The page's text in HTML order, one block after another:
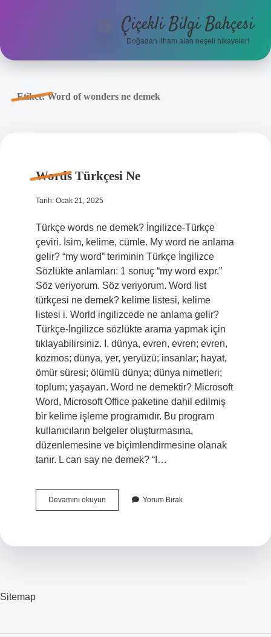
Anasayfa
menüyüÇiçekli Bilgi Bahçesi
Doğadan ilham alan neşeli hikayeler!
Etiket:Word of wonders ne demek
Words Türkçesi Ne
Tarih: Ocak 21, 2025
Türkçe words ne demek? İngilizce-Türkçe
çeviri. İsim, kelime, cümle. My word ne anlama
gelir? “my word” teriminin Türkçe İngilizce
Sözlükte anlamları: 1 sonuç “my word expr.”
Söz veriyorum. Söz veriyorum. Word list
türkçesi ne demek? kelime listesi, kelime
listesi i. World ingilizcede ne anlama gelir?
Türkçe-İngilizce sözlükte arama yapmak için
tıklayabilirsiniz. I. dünya, evren, evren; evren,
kozmos; dünya, yer, yeryüzü; insanlar; hayat,
ömür süresi; ölümlü dünya; dünya nimetleri;
toplum; yaşayan. Word ne demektir? Microsoft
Word, Microsoft Office paketine dahil edilmiş
bir kelime işleme programıdır. Bu program
kullanıcıların belgeler oluşturmasına,
düzenlemesine ve biçimlendirmesine olanak
tanır. L can say ne demek? “I…
Devamını okuyunWords
Türkçesi
Yorum Bırak
Sitemap